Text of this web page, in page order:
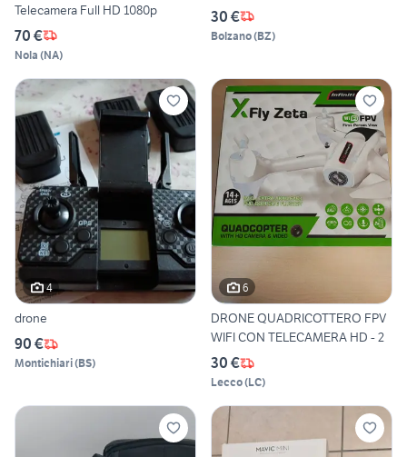
Telecamera Full HD 1080p
70 €
Nola (NA)
30 €
Bolzano(BZ)
4
drone
90 €
Montichiari(BS)
6
DRONE QUADRICOTTERO FPV
WIFI CON TELECAMERA HD - 2
30 €
Lecco(LC)